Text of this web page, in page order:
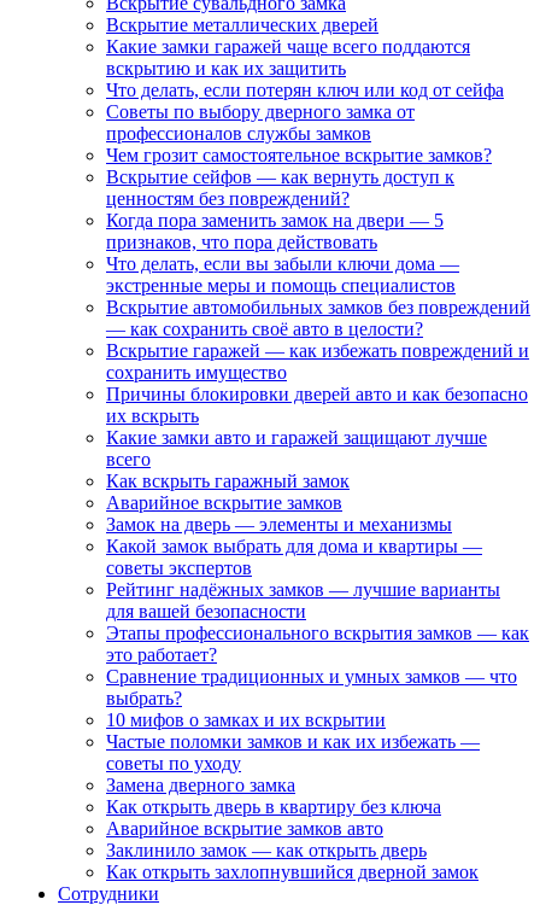
Вскрытие металлических дверей
Какие замки гаражей чаще всего поддаются
вскрытию и как их защитить
Что делать, если потерян ключ или код от сейфа
Советы по выбору дверного замка от
профессионалов службы замков
Чем грозит самостоятельное вскрытие замков?
Вскрытие сейфов — как вернуть доступ к
ценностям без повреждений?
Когда пора заменить замок на двери — 5
признаков, что пора действовать
Что делать, если вы забыли ключи дома —
экстренные меры и помощь специалистов
Вскрытие автомобильных замков без повреждений
— как сохранить своё авто в целости?
Вскрытие гаражей — как избежать повреждений и
сохранить имущество
Причины блокировки дверей авто и как безопасно
их вскрыть
Какие замки авто и гаражей защищают лучше
всего
Как вскрыть гаражный замок
Аварийное вскрытие замков
Замок на дверь — элементы и механизмы
Какой замок выбрать для дома и квартиры —
советы экспертов
Рейтинг надёжных замков — лучшие варианты
для вашей безопасности
Этапы профессионального вскрытия замков — как
это работает?
Сравнение традиционных и умных замков — что
выбрать?
10 мифов о замках и их вскрытии
Частые поломки замков и как их избежать —
советы по уходу
Замена дверного замка
Как открыть дверь в квартиру без ключа
Аварийное вскрытие замков авто
Заклинило замок — как открыть дверь
Как открыть захлопнувшийся дверной замок
Сотрудники